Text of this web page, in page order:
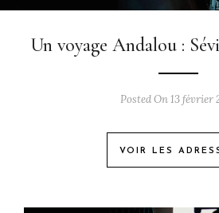
Un voyage Andalou :
Posted On 13 février
VOIR LES